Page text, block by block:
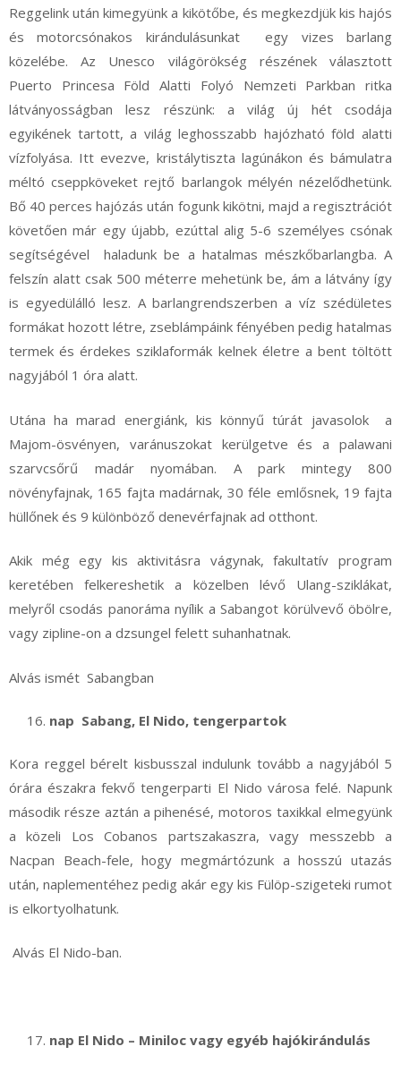
Reggelink után kimegyünk a kikötőbe, és megkezdjük kis hajós
és motorcsónakos kirándulásunkat egy vizes barlang
közelébe. Az Unesco világörökség részének választott
Puerto Princesa Föld Alatti Folyó Nemzeti Parkban ritka
látványosságban lesz részünk: a világ új hét csodája
egyikének tartott, a világ leghosszabb hajózható föld alatti
vízfolyása. Itt evezve, kristálytiszta lagúnákon és bámulatra
méltó cseppköveket rejtő barlangok mélyén nézelődhetünk.
Bő 40 perces hajózás után fogunk kikötni, majd a regisztrációt
követően már egy újabb, ezúttal alig 5-6 személyes csónak
segítségével haladunk be a hatalmas mészkőbarlangba. A
felszín alatt csak 500 méterre mehetünk be, ám a látvány így
is egyedülálló lesz. A barlangrendszerben a víz szédületes
formákat hozott létre, zseblámpáink fényében pedig hatalmas
termek és érdekes sziklaformák kelnek életre a bent töltött
nagyjából 1 óra alatt.
Utána ha marad energiánk, kis könnyű túrát javasolok a
Majom-ösvényen, varánuszokat kerülgetve és a palawani
szarvcsőrű madár nyomában. A park mintegy 800
növényfajnak, 165 fajta madárnak, 30 féle emlősnek, 19 fajta
hüllőnek és 9 különböző denevérfajnak ad otthont.
Akik még egy kis aktivitásra vágynak, fakultatív program
keretében felkereshetik a közelben lévő Ulang-sziklákat,
melyről csodás panoráma nyílik a Sabangot körülvevő öbölre,
vagy zipline-on a dzsungel felett suhanhatnak.
Alvás ismét Sabangban
nap Sabang, El Nido, tengerpartok
Kora reggel bérelt kisbusszal indulunk tovább a nagyjából 5
órára északra fekvő tengerparti El Nido városa felé. Napunk
második része aztán a pihenésé, motoros taxikkal elmegyünk
a közeli Los Cobanos partszakaszra, vagy messzebb a
Nacpan Beach-fele, hogy megmártózunk a hosszú utazás
után, naplementéhez pedig akár egy kis Fülöp-szigeteki rumot
is elkortyolhatunk.
Alvás El Nido-ban.
nap El Nido – Miniloc vagy egyéb hajókirándulás